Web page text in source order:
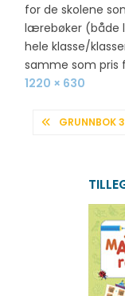
for de skolene
lærebøker (både
hele klasse/
samme som
Full
1220 × 630
GRUNNBOK